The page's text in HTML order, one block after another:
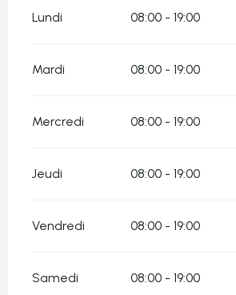
Lundi 08:00 - 19:00
Mardi 08:00 - 19:00
Mercredi 08:00 - 19:00
Jeudi 08:00 - 19:00
Vendredi 08:00 - 19:00
Samedi 08:00 - 19:00